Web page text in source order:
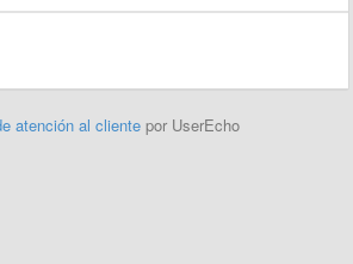
atención al cliente por UserEcho